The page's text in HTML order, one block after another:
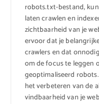
robots.txt-bestand,
laten crawlen en
zichtbaarheid van je
ervoor dat je
crawlers en dat
om de focus te leggen
geoptimaliseerd
het verbeteren van de
vindbaarheid van je